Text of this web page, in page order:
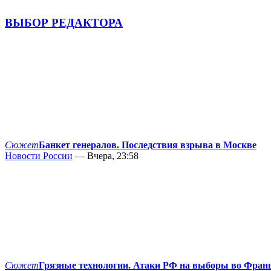
ВЫБОР РЕДАКТОРА
СюжетБанкет генералов. Последствия взрыва в Москве
Новости России — Вчера, 23:58
СюжетГрязные технологии. Атаки РФ на выборы во